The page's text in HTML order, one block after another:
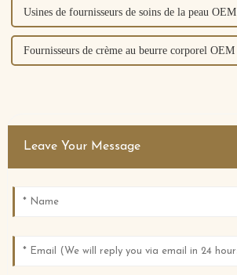
Usines de fournisseurs de soins de la peau OEM
Fournisseurs de crème au beurre corporel OEM
Leave Your Message